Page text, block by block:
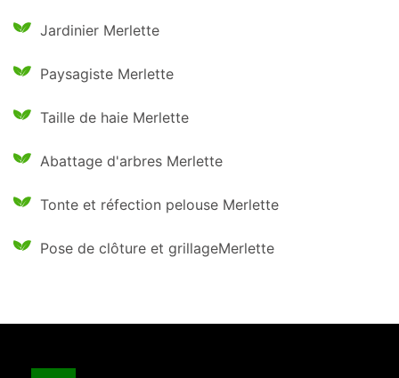
Jardinier Merlette
Paysagiste Merlette
Taille de haie Merlette
Abattage d'arbres Merlette
Tonte et réfection pelouse Merlette
Pose de clôture et grillageMerlette